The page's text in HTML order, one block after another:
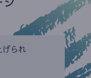
げられ